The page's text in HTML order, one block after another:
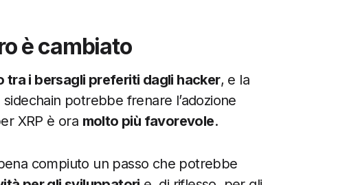
è cambiato
tra i bersagli preferiti dagli hacker, e la
potrebbe frenare l’adozione
XRP è ora molto più favorevole.
compiuto un passo che potrebbe